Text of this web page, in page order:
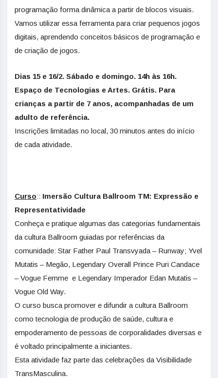
programação forma dinâmica a partir de blocos visuais.
Vamos utilizar essa ferramenta para criar pequenos jogos
digitais, aprendendo conceitos básicos de programação e
de criação de jogos.
Dias 15 e 16/2. Sábado e domingo. 14h às 16h.
Espaço de Tecnologias e Artes. Grátis. Para
crianças a partir de 7 anos, acompanhadas de um
adulto de referência.
Inscrições limitadas no local, 30 minutos antes do início
de cada atividade.
Curso:: Imersão Cultura Ballroom TM: Expressão e
Representatividade
Conheça e pratique algumas das categorias fundamentais
da cultura Ballroom guiadas por referências da
comunidade: Star Father Paul Transvyada – Runway; Yvel
Mutatis – Megão, Legendary Overall Prince Puri Candace
– Vogue Femme e Legendary Imperador Edan Mutatis –
Vogue Old Way.
O curso busca promover e difundir a cultura Ballroom
como tecnologia de produção de saúde, cultura e
empoderamento de pessoas de corporalidades diversas e
é voltado principalmente a iniciantes.
Esta atividade faz parte das celebrações da Visibilidade
TransMasculina.